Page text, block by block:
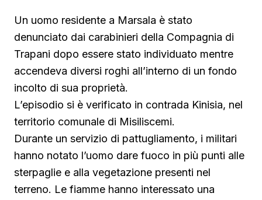
Un uomo residente a Marsala è stato
denunciato dai carabinieri della Compagnia di
Trapani dopo essere stato individuato mentre
accendeva diversi roghi all’interno di un fondo
incolto di sua proprietà.
L’episodio si è verificato in contrada Kinisia, nel
territorio comunale di Misiliscemi.
Durante un servizio di pattugliamento, i militari
hanno notato l’uomo dare fuoco in più punti alle
sterpaglie e alla vegetazione presenti nel
terreno. Le fiamme hanno interessato una